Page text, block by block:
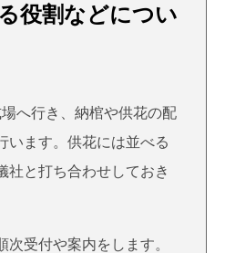
役割などについ
へ行き、納棺や供花の配
います。供花には並べる
社と打ち合わせしておき
受付や案内をします。